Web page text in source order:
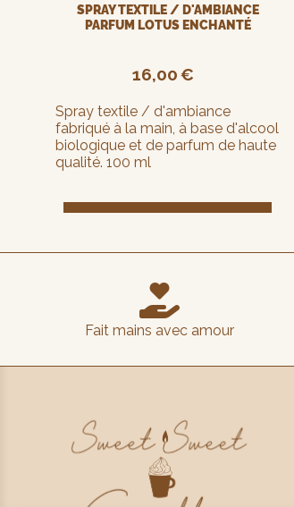
SPRAY TEXTILE / D'AMBIANCE
PARFUM LOTUS ENCHANTÉ
16,00€
Spray textile / d'ambiance
fabriqué à la main, à base d'alcool
biologique et de parfum de haute
qualité. 100 ml

Fait mains avec amour